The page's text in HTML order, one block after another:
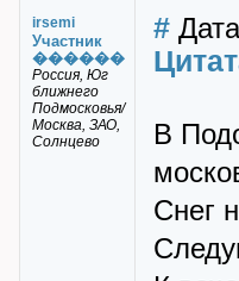
irsemi
Участник
������
Россия, Юг
ближнего
Подмосковья/
Москва, ЗАО,
Солнцево
#
В
Снег